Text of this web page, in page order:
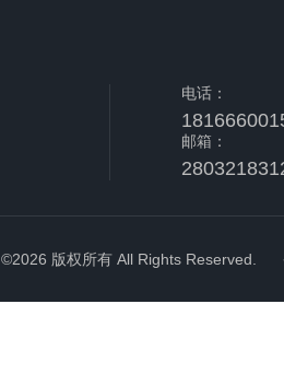
电话：
邮箱：
©2026 版权所有 All Rights Reserved.